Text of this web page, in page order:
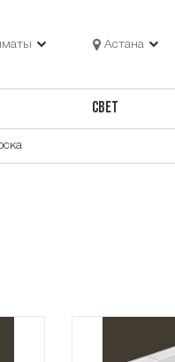
Астана
СВЕТ